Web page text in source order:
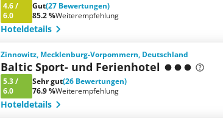
4.6/
6.0
Gut(27 Bewertungen)
85.2 %Weiterempfehlung
Hoteldetails
Zinnowitz, Mecklenburg-Vorpommern, Deutschland
Baltic Sport- und Ferienhotel
5.3/
6.0
Sehr gut(26 Bewertungen)
76.9 %Weiterempfehlung
Hoteldetails